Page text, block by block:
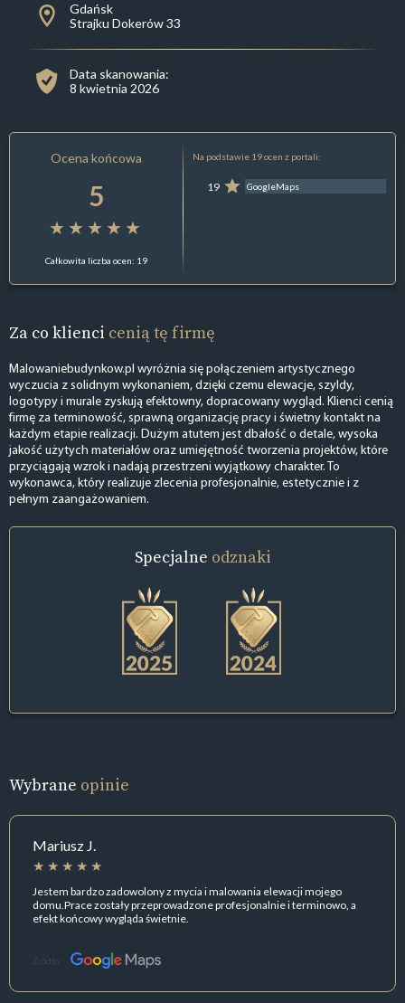
Gdańsk
Strajku Dokerów 33
Data skanowania:
8 kwietnia 2026
Ocena końcowa
5
Całkowita liczba ocen: 19
Na podstawie 19 ocen z portali:
19 GoogleMaps
Za co klienci cenią tę firmę
Malowaniebudynkow.pl wyróżnia się połączeniem artystycznego
wyczucia z solidnym wykonaniem, dzięki czemu elewacje, szyldy,
logotypy i murale zyskują efektowny, dopracowany wygląd. Klienci cenią
firmę za terminowość, sprawną organizację pracy i świetny kontakt na
każdym etapie realizacji. Dużym atutem jest dbałość o detale, wysoka
jakość użytych materiałów oraz umiejętność tworzenia projektów, które
przyciągają wzrok i nadają przestrzeni wyjątkowy charakter. To
wykonawca, który realizuje zlecenia profesjonalnie, estetycznie i z
pełnym zaangażowaniem.
Specjalne odznaki
Wybrane opinie
Mariusz J.
Jestem bardzo zadowolony z mycia i malowania elewacji mojego
domu.Prace zostały przeprowadzone profesjonalnie i terminowo, a
efekt końcowy wygląda świetnie.
Źródło: